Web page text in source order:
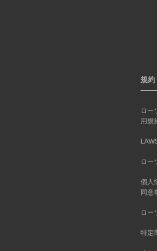
規約
ロー
用規
ロー
個人
同意
ロー
特定